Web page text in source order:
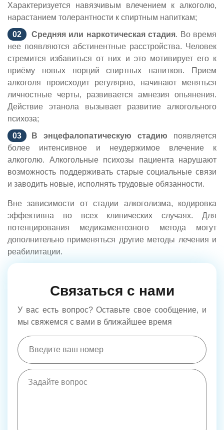
Характеризуется навязчивым влечением к алкоголю,
нарастанием толерантности к спиртным напиткам;
Средняя или наркотическая стадия. Во время
нее появляются абстинентные расстройства. Человек
стремится избавиться от них и это мотивирует его к
приёму новых порций спиртных напитков. Прием
алкоголя происходит регулярно, начинают меняться
личностные черты, развивается амнезия опьянения.
Действие этанола вызывает развитие алкогольного
психоза;
В энцефалопатическую стадию появляется
более интенсивное и неудержимое влечение к
алкоголю. Алкогольные психозы пациента нарушают
возможность поддерживать старые социальные связи
и заводить новые, исполнять трудовые обязанности.
Вне зависимости от стадии алкоголизма, кодировка
эффективна во всех клинических случаях. Для
потенцирования медикаментозного метода могут
дополнительно применяться другие методы лечения и
реабилитации.
Связаться с нами
У вас есть вопрос? Оставьте свое сообщение, и
мы свяжемся с вами в ближайшее время